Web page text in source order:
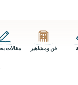
فن ومشاهير مقالات